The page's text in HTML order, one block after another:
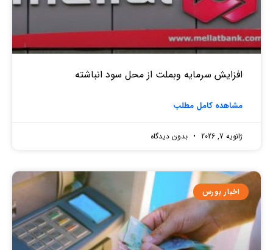
افزایش سرمایه وبملت از محل سود انباشته
مشاهده کامل مطلب
ژانویه 7, 2026 بدون دیدگاه
اخبار بورس